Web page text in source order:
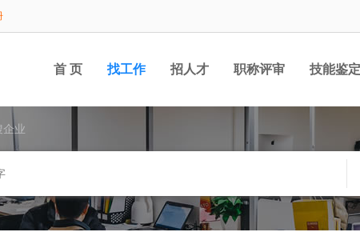
首 页 找工作 招人才 职称评审 技能鉴定
企业